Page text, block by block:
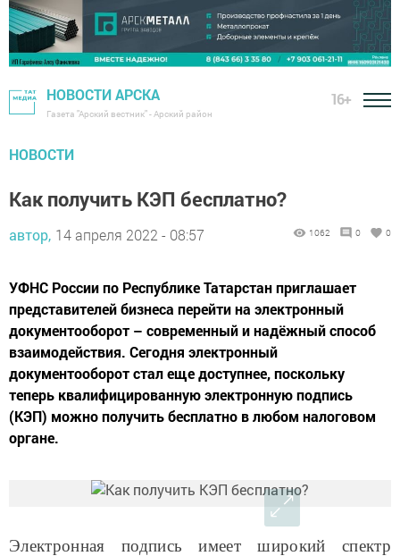
НОВОСТИ АРСКА
Газета "Арский вестник" - Арский район
16+
НОВОСТИ
Как получить КЭП бесплатно?
автор, 14 апреля 2022 - 08:57 1062 0 0
УФНС России по Республике Татарстан приглашает
представителей бизнеса перейти на электронный
документооборот – современный и надёжный способ
взаимодействия. Сегодня электронный
документооборот стал еще доступнее, поскольку
теперь квалифицированную электронную подпись
(КЭП) можно получить бесплатно в любом налоговом
органе.
Электронная подпись имеет широкий спектр